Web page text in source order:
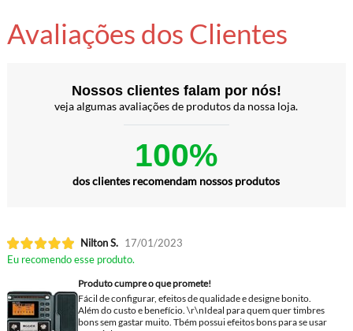
Avaliações dos Clientes
Nossos clientes falam por nós!
veja algumas avaliações de produtos da nossa loja.
100%
dos clientes recomendam nossos produtos
Nilton S. 17/01/2023
Eu recomendo esse produto.
Produto cumpre o que promete!
Fácil de configurar, efeitos de qualidade e designe bonito.
Além do custo e benefício. \r\nIdeal para quem quer timbres
bons sem gastar muito. Tbém possui efeitos bons para se usar